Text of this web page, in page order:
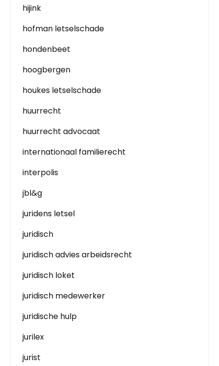
hijink
hofman letselschade
hondenbeet
hoogbergen
houkes letselschade
huurrecht
huurrecht advocaat
internationaal familierecht
interpolis
jbl&g
juridens letsel
juridisch
juridisch advies arbeidsrecht
juridisch loket
juridisch medewerker
juridische hulp
jurilex
jurist